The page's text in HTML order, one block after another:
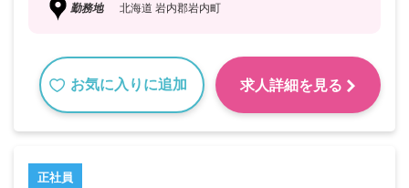
勤務地 北海道 岩内郡岩内町
お気に入りに追加 求人詳細を見る
正社員